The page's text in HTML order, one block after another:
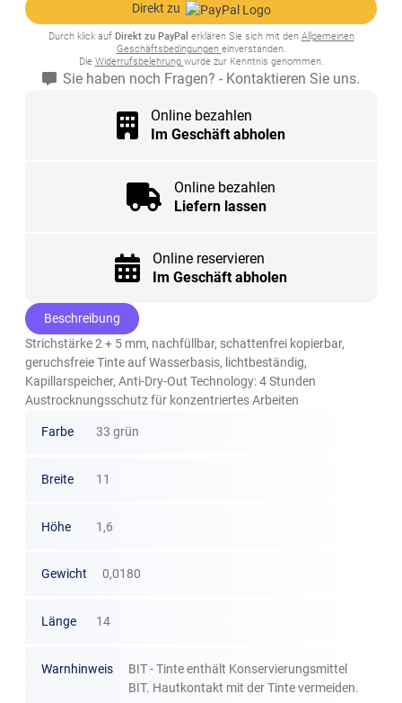
Direkt zu
Durch klick auf Direkt zu PayPal erklären Sie sich mit den Allgemeinen
Geschäftsbedingungen einverstanden.
Die Widerrufsbelehrung wurde zur Kenntnis genommen.
Sie haben noch Fragen? - Kontaktieren Sie uns.
Online bezahlen
Im Geschäft abholen
Online bezahlen
Liefern lassen
Online reservieren
Im Geschäft abholen
Beschreibung
Strichstärke 2 + 5 mm, nachfüllbar, schattenfrei kopierbar,
geruchsfreie Tinte auf Wasserbasis, lichtbeständig,
Kapillarspeicher, Anti-Dry-Out Technology: 4 Stunden
Austrocknungsschutz für konzentriertes Arbeiten
Farbe 33 grün
Breite 11
Höhe 1,6
Gewicht 0,0180
Länge 14
Warnhinweis
BIT - Tinte enthält Konservierungsmittel
BIT. Hautkontakt mit der Tinte vermeiden.